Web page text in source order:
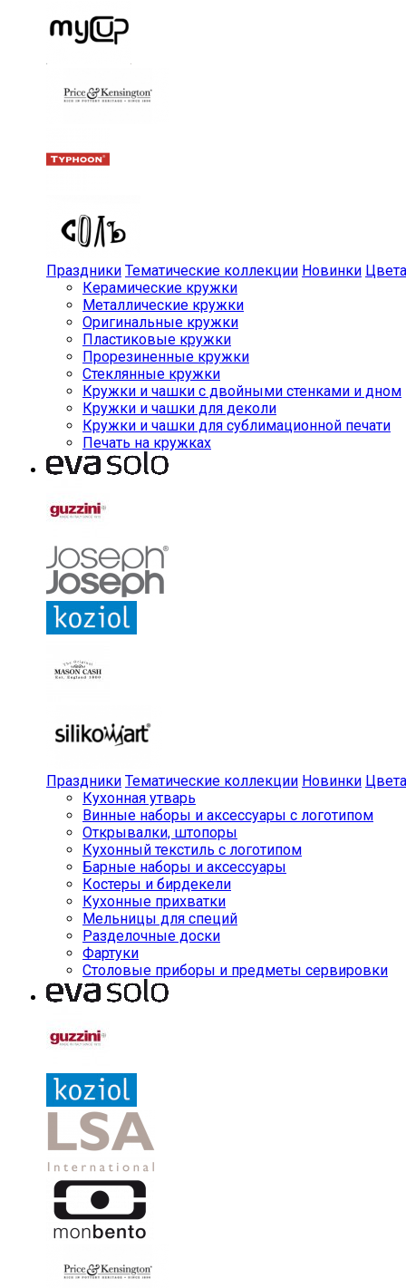
Праздники Тематические коллекции Новинки Цвета
Керамические кружки
Металлические кружки
Оригинальные кружки
Пластиковые кружки
Прорезиненные кружки
Стеклянные кружки
Кружки и чашки с двойными стенками и дном
Кружки и чашки для деколи
Кружки и чашки для сублимационной печати
Печать на кружках
Праздники Тематические коллекции Новинки Цвета
Кухонная утварь
Винные наборы и аксессуары с логотипом
Открывалки, штопоры
Кухонный текстиль с логотипом
Барные наборы и аксессуары
Костеры и бирдекели
Кухонные прихватки
Мельницы для специй
Разделочные доски
Фартуки
Столовые приборы и предметы сервировки